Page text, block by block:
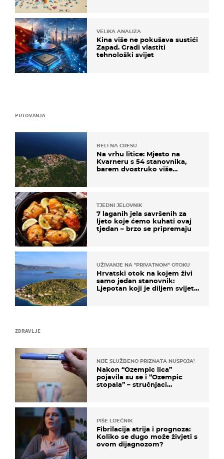
ZDRAVLJE
NIJE SLUŽBENO PRIZNATA NUSPOJAVA, ALI ...
Nakon “Ozempic lica”
pojavila su se i “Ozempic
stopala” – stručnjaci
PIŠE LIJEČNIK
Fibrilacija atrija i prognoza:
Koliko se dugo može živjeti s
ovom dijagnozom?
PUTOVANJA
BELI NA CRESU
Na vrhu litice: Mjesto na
Kvarneru s 54 stanovnika,
barem dvostruko više
TJEDNI JELOVNIK
7 laganih jela savršenih za
ljeto koje ćemo kuhati ovaj
tjedan – brzo se pripremaju
UŽIVANJE NA "PRIVATNOM" OTOKU
Hrvatski otok na kojem živi
samo jedan stanovnik:
Ljepotan koji je diljem svijeta
VELIKA ANALIZA
Kina više ne pokušava sustići
Zapad. Gradi vlastiti
tehnološki svijet